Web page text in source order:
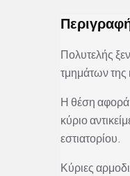
Πολυτελής
τμημάτων της
Η θέση αφορά
κύριο
εστιατορίου.
Κύριες